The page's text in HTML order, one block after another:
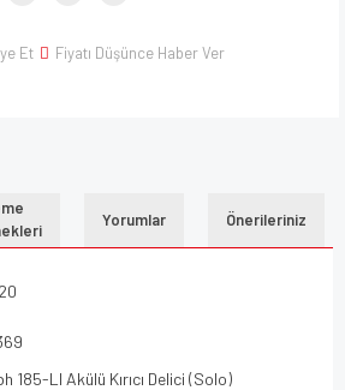
Et Fiyatı Düşünce Haber Ver
Yorumlar Önerileriniz
185-LI Akülü Kırıcı Delici (Solo)